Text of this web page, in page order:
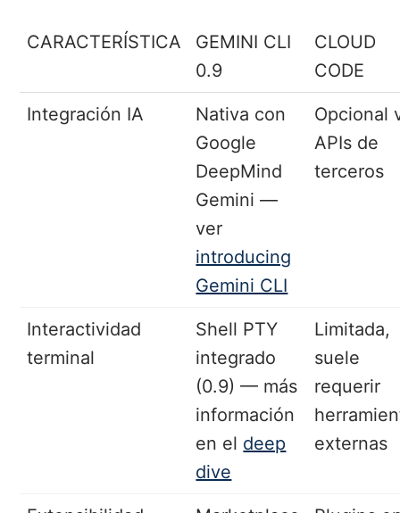
CARACTERÍSTICA
GEMINI CLI
0.9
CLOUD
CODE
Integración IA
Nativa con
Google
DeepMind
Gemini —
ver
introducing
Gemini CLI
Opcional
APIs de
terceros
Interactividad
terminal
Shell PTY
integrado
(0.9) — más
información
en el deep
dive
Limitada,
suele
requerir
externas